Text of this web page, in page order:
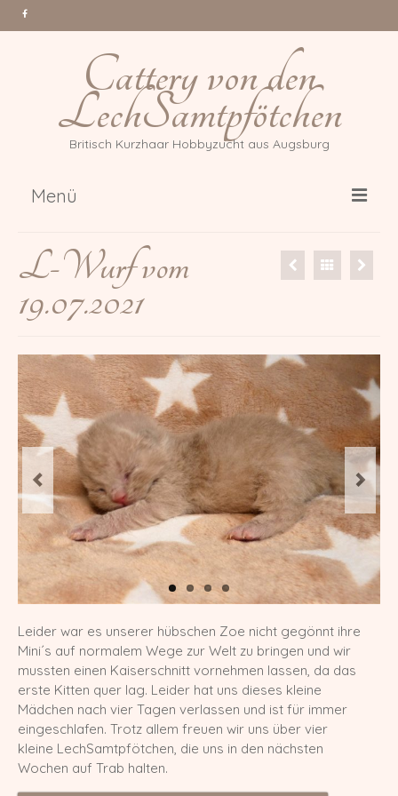
Cattery von den
LechSamtpfötchen
Britisch Kurzhaar Hobbyzucht aus Augsburg
Menü
Über uns
Katzen
Gr. Int. Champion Tessa Million
Int. Champion Arwen of Magic
DonauBärchen
Europa Champion Monchichi von den
LechSamtpfötchen
Worldchampion Gippy Air Force Cat
*CZ
Kater
Gr. Int. Champion R2D2 von den
LechSamtpfötchen
Worldchampion Littlefoot von den
LechSamtpfötchen
Kitten
Verpaarungspläne
Z-Wurf vom 14.03.2026
Y-Wurf vom 21.02.2026
L-Wurf vom
19.07.2021
Leider war es unserer hübschen Zoe nicht gegönnt ihre
Mini´s auf normalem Wege zur Welt zu bringen und wir
mussten einen Kaiserschnitt vornehmen lassen, da das
erste Kitten quer lag. Leider hat uns dieses kleine
Mädchen nach vier Tagen verlassen und ist für immer
eingeschlafen. Trotz allem freuen wir uns über vier
kleine LechSamtpfötchen, die uns in den nächsten
Wochen auf Trab halten.